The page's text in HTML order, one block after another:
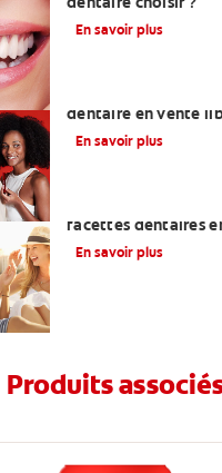
En savoir plus
dentaire en vente
En savoir plus
facettes dentaires
En savoir plus
Produits